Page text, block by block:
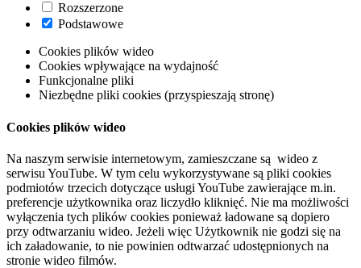
Rozszerzone
Podstawowe
Cookies plików wideo
Cookies wpływające na wydajność
Funkcjonalne pliki
Niezbędne pliki cookies (przyspieszają stronę)
Cookies plików wideo
Na naszym serwisie internetowym, zamieszczane są wideo z
serwisu YouTube. W tym celu wykorzystywane są pliki cookies
podmiotów trzecich dotyczące usługi YouTube zawierające m.in.
preferencje użytkownika oraz liczydło kliknięć. Nie ma możliwości
wyłączenia tych plików cookies ponieważ ładowane są dopiero
przy odtwarzaniu wideo. Jeżeli więc Użytkownik nie godzi się na
ich załadowanie, to nie powinien odtwarzać udostępnionych na
stronie wideo filmów.